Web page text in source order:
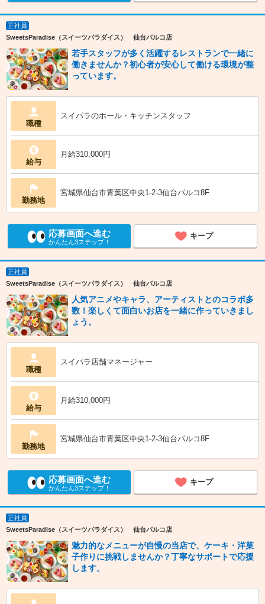
正社員
SweetsParadise（スイーツパラダイス） 仙台パルコ店
若手スタッフが多く活躍するレストランで一緒に
働きませんか？初心者が安心して働ける環境が整
っています。
職種
スイパラのホール・キッチンスタッフ
給与
月給310,000円
勤務地
宮城県仙台市青葉区中央1-2-3仙台パルコ8F
応募画面へ進む
かんたん3ステップ！
キープ
正社員
SweetsParadise（スイーツパラダイス） 仙台パルコ店
人気アニメやキャラ、アーティストとのコラボ多
数！楽しくて面白いお店を一緒に作っていきまし
ょう。
職種
スイパラ店舗マネージャー
給与
月給310,000円
勤務地
宮城県仙台市青葉区中央1-2-3仙台パルコ8F
応募画面へ進む
かんたん3ステップ！
キープ
正社員
SweetsParadise（スイーツパラダイス） 仙台パルコ店
魅力的なメニューが自慢の当店で、ケーキ・洋菓
子作りに挑戦しませんか？丁寧なサポートで応援
します。